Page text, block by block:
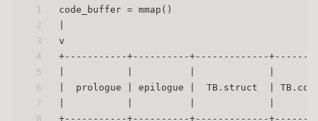
1
2
3
4
5
6
7
8
code_buffer =
v
+-----------+----------+-------------
|  prologue | epilogue |  TB.struct  |
+-----------+----------+-------------